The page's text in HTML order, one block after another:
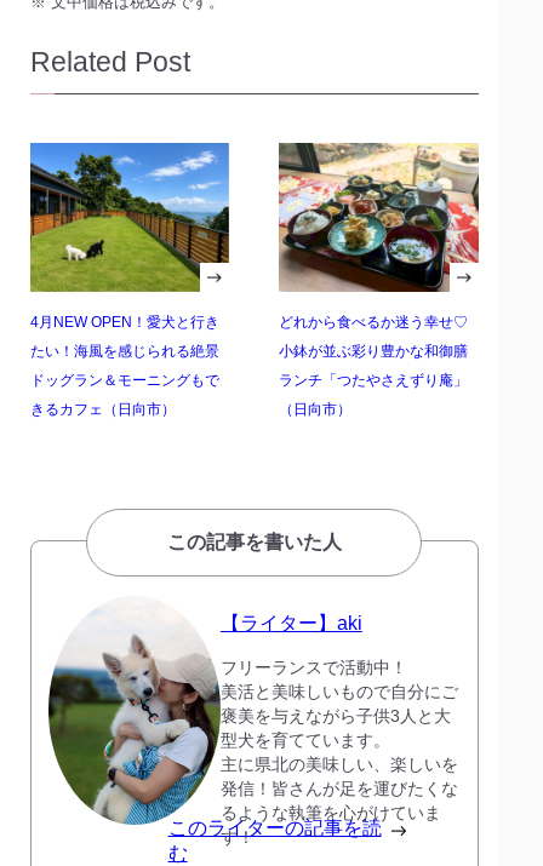
Related Post
4月NEW OPEN！愛犬と行き
たい！海風を感じられる絶景
ドッグラン＆モーニングもで
きるカフェ（日向市）
どれから食べるか迷う幸せ♡
小鉢が並ぶ彩り豊かな和御膳
ランチ「つたやさえずり庵」
（日向市）
この記事を書いた人
【ライター】aki
フリーランスで活動中！
美活と美味しいもので自分にご
褒美を与えながら子供3人と大
型犬を育てています。
主に県北の美味しい、楽しいを
発信！皆さんが足を運びたくな
るような執筆を心がけていま
す！
このライターの記事を読
む